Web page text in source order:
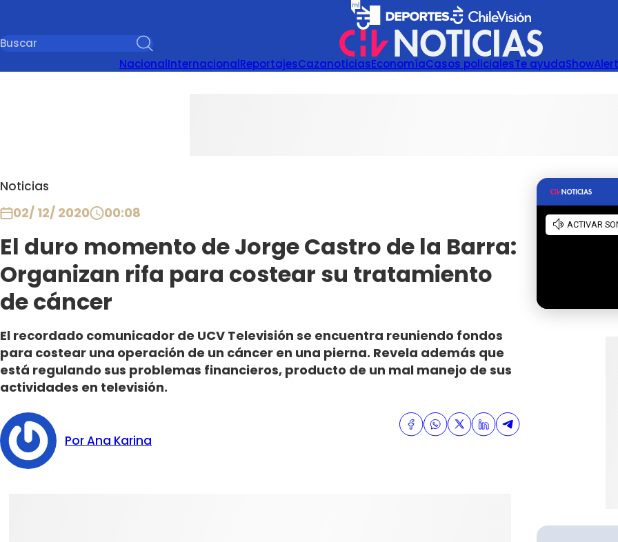
NacionalInternacionalReportajesCazanoticiasEconomíaCasos policialesTe ayudaShow
Noticias
02/ 12/ 2020 00:08
El duro momento de Jorge Castro de la Barra:
Organizan rifa para costear su tratamiento
de cáncer
El recordado comunicador de UCV Televisión se encuentra reuniendo fondos
para costear una operación de un cáncer en una pierna. Revela además que
está regulando sus problemas financieros, producto de un mal manejo de sus
actividades en televisión.
Por Ana Karina